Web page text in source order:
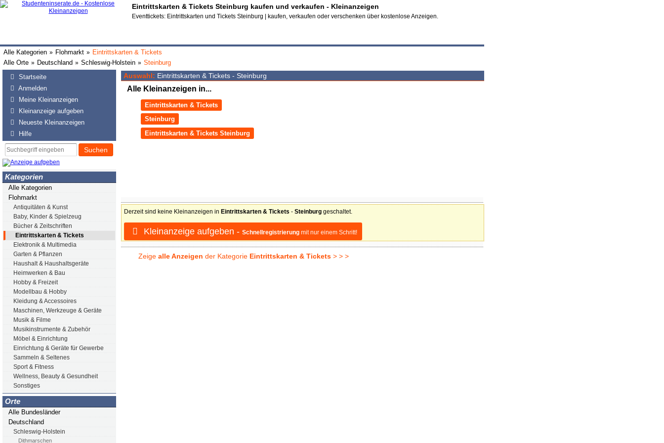
Eintrittskarten & Tickets Steinburg kaufen und verkaufen - Kleinanzeigen
Eventtickets: Eintrittskarten und Tickets Steinburg | kaufen, verkaufen oder verschenken über kostenlose Anzeigen.
Alle Kategorien » Flohmarkt » Eintrittskarten & Tickets
Alle Orte » Deutschland » Schleswig-Holstein » Steinburg
Startseite
Anmelden
Meine Kleinanzeigen
Kleinanzeige aufgeben
Neueste Kleinanzeigen
Hilfe
Suchen
Kategorien
Alle Kategorien
Flohmarkt
Antiquitäten & Kunst
Baby, Kinder & Spielzeug
Bücher & Zeitschriften
Eintrittskarten & Tickets
Elektronik & Multimedia
Garten & Pflanzen
Haushalt & Haushaltsgeräte
Heimwerken & Bau
Hobby & Freizeit
Modellbau & Hobby
Kleidung & Accessoires
Maschinen, Werkzeuge & Geräte
Musik & Filme
Musikinstrumente & Zubehör
Möbel & Einrichtung
Einrichtung & Geräte für Gewerbe
Sammeln & Seltenes
Sport & Fitness
Wellness, Beauty & Gesundheit
Sonstiges
Orte
Alle Bundesländer
Deutschland
Schleswig-Holstein
Dithmarschen
Auswahl: Eintrittskarten & Tickets - Steinburg
Alle Kleinanzeigen in...
Eintrittskarten & Tickets
Steinburg
Eintrittskarten & Tickets Steinburg
Derzeit sind keine Kleinanzeigen in Eintrittskarten & Tickets - Steinburg geschaltet.
Kleinanzeige aufgeben -Schnellregistrierung mit nur einem Schritt!
Zeige alle Anzeigen der Kategorie Eintrittskarten & Tickets > > >